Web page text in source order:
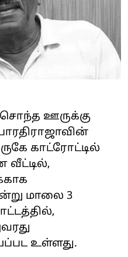
ஊருக்கு
காட்ரோட்டில்
மாலை 3
உள்ளது.